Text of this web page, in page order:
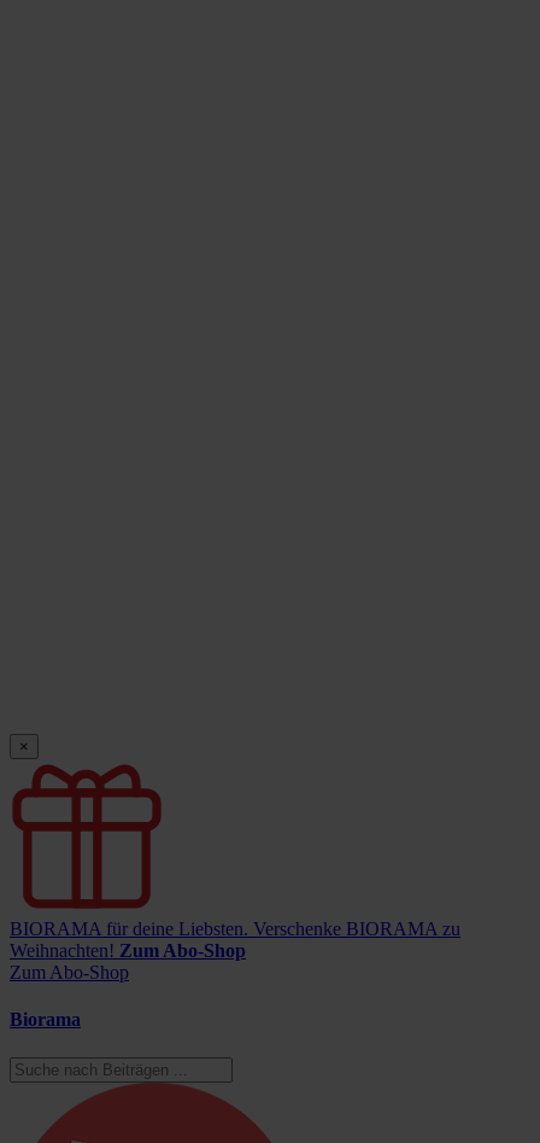
×
BIORAMA für deine Liebsten. Verschenke BIORAMA zu
Weihnachten! Zum Abo-Shop
Zum Abo-Shop
Biorama